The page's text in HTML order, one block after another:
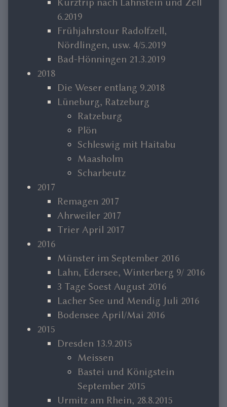
Kurztrip nach Lahnstein und Zell
6.2019
Frühjahrstour Radolfzell,
Nördlingen, usw. 4/5.2019
Bad-Hönningen 21.3.2019
2018
Die Weser entlang 9.2018
Lüneburg, Ratzeburg
Ratzeburg
Plön
Schleswig mit Haitabu
Maasholm
Scharbeutz
2017
Remagen 2017
Ahrweiler 2017
Trier April 2017
2016
Münster im September 2016
Lahn, Edersee, Winterberg 9/ 2016
3 Tage Soest August 2016
Lacher See und Mendig Juli 2016
Bodensee April/Mai 2016
2015
Dresden 13.9.2015
Meissen
Bastei und Königstein
September 2015
Urmitz am Rhein, 28.8.2015